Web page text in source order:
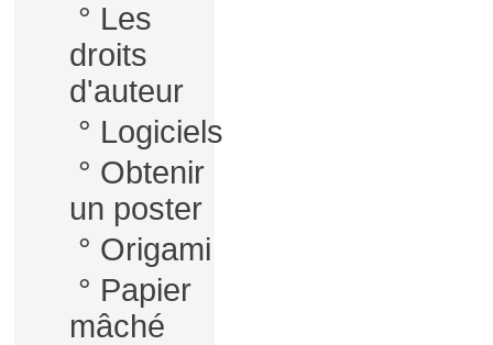
° Les
droits
d'auteur
° Logiciels
° Obtenir
un poster
° Origami
° Papier
mâché